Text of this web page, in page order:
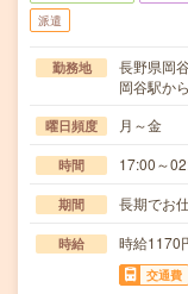
派遣
勤務地
長野県岡
岡谷駅か
曜日頻度 月～金
時間 17:00～
期間 長期でお
時給 時給1170
交通費